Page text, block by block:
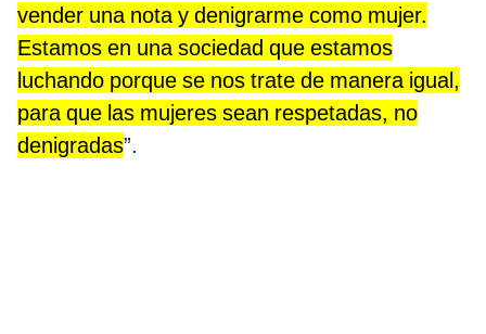
vender una nota y denigrarme como mujer.
Estamos en una sociedad que estamos
luchando porque se nos trate de manera igual,
para que las mujeres sean respetadas, no
denigradas”.